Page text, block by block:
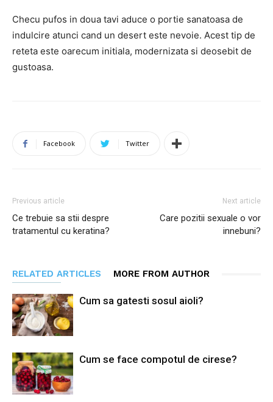
Checu pufos in doua tavi aduce o portie sanatoasa de
indulcire atunci cand un desert este nevoie. Acest tip de
reteta este oarecum initiala, modernizata si deosebit de
gustoasa.
Facebook Twitter
Previous article
Ce trebuie sa stii despre
tratamentul cu keratina?
Next article
Care pozitii sexuale o vor
innebuni?
RELATED ARTICLES MORE FROM AUTHOR
Cum sa gatesti sosul aioli?
Cum se face compotul de cirese?